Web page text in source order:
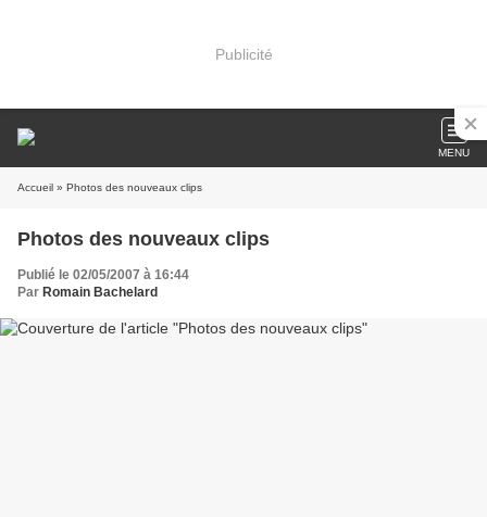
Publicité
MENU
Accueil » Photos des nouveaux clips
Photos des nouveaux clips
Publié le 02/05/2007 à 16:44
Par Romain Bachelard